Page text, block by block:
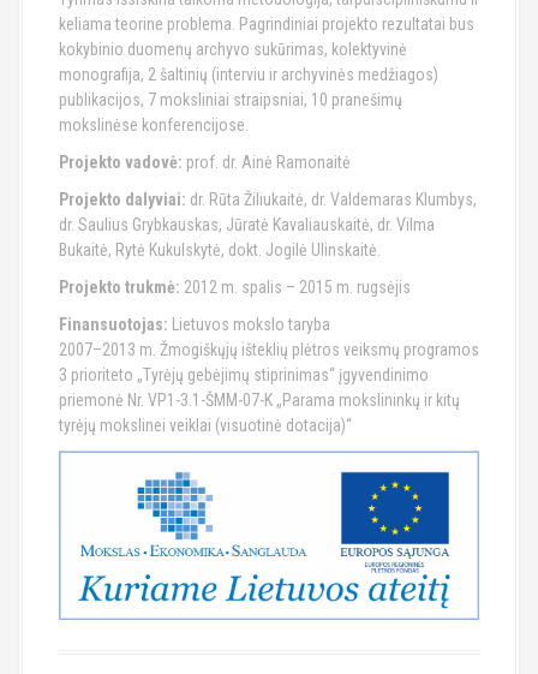
keliama teorine problema. Pagrindiniai projekto rezultatai bus
kokybinio duomenų archyvo sukūrimas, kolektyvinė
monografija, 2 šaltinių (interviu ir archyvinės medžiagos)
publikacijos, 7 moksliniai straipsniai, 10 pranešimų
mokslinėse konferencijose.
Projekto vadovė: prof. dr. Ainė Ramonaitė
Projekto dalyviai: dr. Rūta Žiliukaitė, dr. Valdemaras Klumbys,
dr. Saulius Grybkauskas, Jūratė Kavaliauskaitė, dr. Vilma
Bukaitė, Rytė Kukulskytė, dokt. Jogilė Ulinskaitė.
Projekto trukmė: 2012 m. spalis – 2015 m. rugsėjis
Finansuotojas: Lietuvos mokslo taryba
2007–2013 m. Žmogiškųjų išteklių plėtros veiksmų programos
3 prioriteto „Tyrėjų gebėjimų stiprinimas“ įgyvendinimo
priemonė Nr. VP1-3.1-ŠMM-07-K „Parama mokslininkų ir kitų
tyrėjų mokslinei veiklai (visuotinė dotacija)“